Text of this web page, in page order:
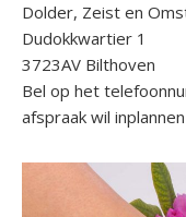
Dolder, Zeist en
Dudokkwartier 1
3723AV Bilthoven
Bel op het
afspraak wil